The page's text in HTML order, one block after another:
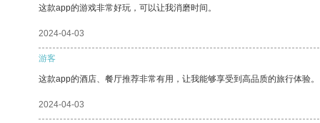
这款app的游戏非常好玩，可以让我消磨时间。
2024-04-03
游客
这款app的酒店、餐厅推荐非常有用，让我能够享受到高品质的旅行体验。
2024-04-03